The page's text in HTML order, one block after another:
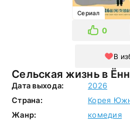
Сериал
0
В
Дата выхода:
2026
Страна:
Корея
Жанр:
комедия